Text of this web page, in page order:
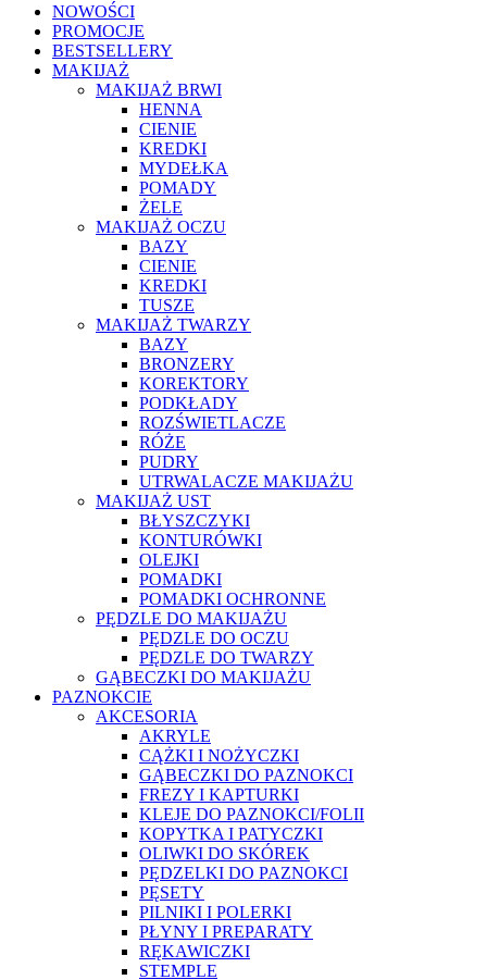
NOWOŚCI
PROMOCJE
BESTSELLERY
MAKIJAŻ
MAKIJAŻ BRWI
HENNA
CIENIE
KREDKI
MYDEŁKA
POMADY
ŻELE
MAKIJAŻ OCZU
BAZY
CIENIE
KREDKI
TUSZE
MAKIJAŻ TWARZY
BAZY
BRONZERY
KOREKTORY
PODKŁADY
ROZŚWIETLACZE
RÓŻE
PUDRY
UTRWALACZE MAKIJAŻU
MAKIJAŻ UST
BŁYSZCZYKI
KONTURÓWKI
OLEJKI
POMADKI
POMADKI OCHRONNE
PĘDZLE DO MAKIJAŻU
PĘDZLE DO OCZU
PĘDZLE DO TWARZY
GĄBECZKI DO MAKIJAŻU
PAZNOKCIE
AKCESORIA
AKRYLE
CĄŻKI I NOŻYCZKI
GĄBECZKI DO PAZNOKCI
FREZY I KAPTURKI
KLEJE DO PAZNOKCI/FOLII
KOPYTKA I PATYCZKI
OLIWKI DO SKÓREK
PĘDZELKI DO PAZNOKCI
PĘSETY
PILNIKI I POLERKI
PŁYNY I PREPARATY
RĘKAWICZKI
STEMPLE